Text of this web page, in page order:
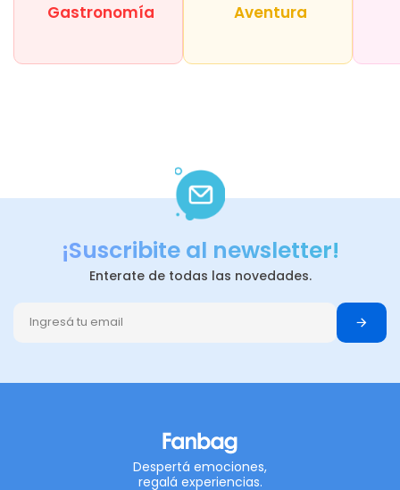
Gastronomía Aventura
¡Suscribite al newsletter!
Enterate de todas las novedades.
Despertá emociones,
regalá experiencias.